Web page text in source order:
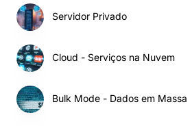
Servidor Privado
Cloud - Serviços na Nuvem
Bulk Mode - Dados em Massa